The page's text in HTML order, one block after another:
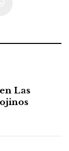
Las